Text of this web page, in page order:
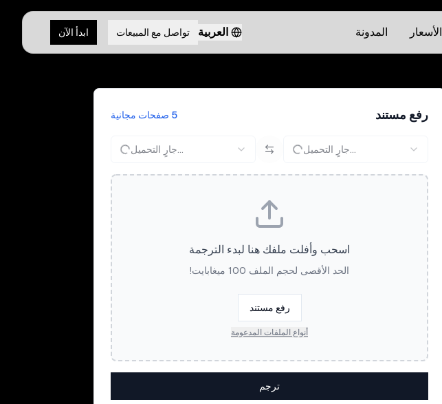
الأسعار المدونة العربية تواصل مع المبيعات ابدأ الآن
رفع مستند 5 صفحات مجانية
جارٍ التحميل... جارٍ التحميل...
اسحب وأفلت ملفك هنا لبدء الترجمة
الحد الأقصى لحجم الملف 100 ميغابايت!
رفع مستند
أنواع الملفات المدعومة
ترجم